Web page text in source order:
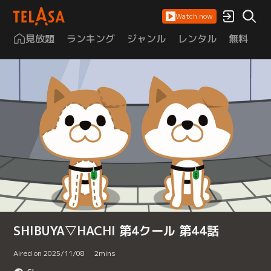
Watch now
見放題 ランキング ジャンル レンタル 無料
SHIBUYA▽HACHI 第4クール 第44話
Aired on 2025/11/08 2mins